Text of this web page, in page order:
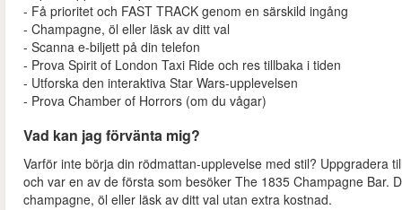
- Få prioritet och FAST TRACK genom en särskild ingång
- Champagne, öl eller läsk av ditt val
- Scanna e-biljett på din telefon
- Prova Spirit of London Taxi Ride och res tillbaka i tiden
- Utforska den interaktiva Star Wars-upplevelsen
- Prova Chamber of Horrors (om du vågar)
Vad kan jag förvänta mig?
Varför inte börja din rödmattan-upplevelse med stil? Uppgradera
och var en av de första som besöker The 1835 Champagne Bar.
champagne, öl eller läsk av ditt val utan extra kostnad.